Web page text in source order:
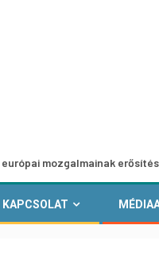
erősítésére
KAPCSOLAT